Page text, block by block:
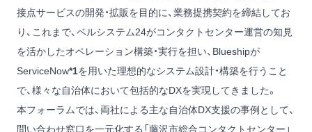
接点サービスの開発・拡販を目的に、業務提携契約を締結してお
り、これまで、ベルシステム24がコンタクトセンター運営の知見
を活かしたオペレーション構築・実行を担い、Blueshipが
ServiceNow*1を用いた理想的なシステム設計・構築を行うこと
で、様々な自治体において包括的なDXを実現してきました。
本フォーラムでは、両社による主な自治体DX支援の事例として、
問い合わせ窓口を一元化する「藤沢市総合コンタクトセンター」